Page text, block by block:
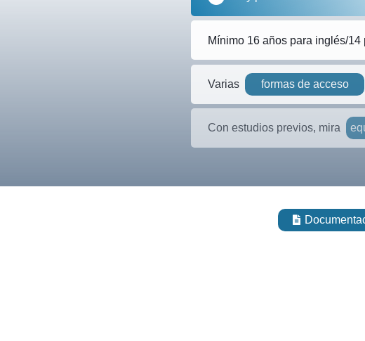
Mínimo 16 años para inglés/
Varias formas de acceso
Con estudios previos, mira